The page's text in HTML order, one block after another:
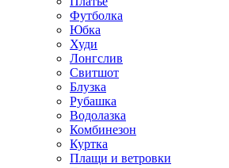
Футболка
Юбка
Худи
Лонгслив
Свитшот
Блузка
Рубашка
Водолазка
Комбинезон
Куртка
Плащи и ветровки